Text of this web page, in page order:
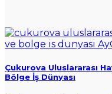
Çukurova Uluslararası
Bölge İş Dünyası